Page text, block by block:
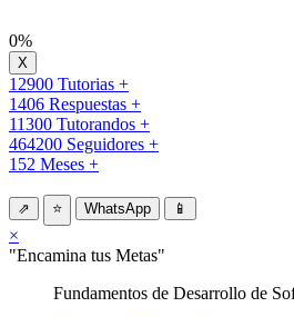
0%
12900 Tutorias +
1406 Respuestas +
11300 Tutorandos +
464200 Seguidores +
152 Meses +
⇗ ⭐ WhatsApp 📱
×
"Encamina tus Metas"
Fundamentos de Desarrollo de